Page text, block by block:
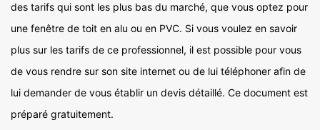
des tarifs qui sont les plus bas du marché, que vous optez pour
une fenêtre de toit en alu ou en PVC. Si vous voulez en savoir
plus sur les tarifs de ce professionnel, il est possible pour vous
de vous rendre sur son site internet ou de lui téléphoner afin de
lui demander de vous établir un devis détaillé. Ce document est
préparé gratuitement.